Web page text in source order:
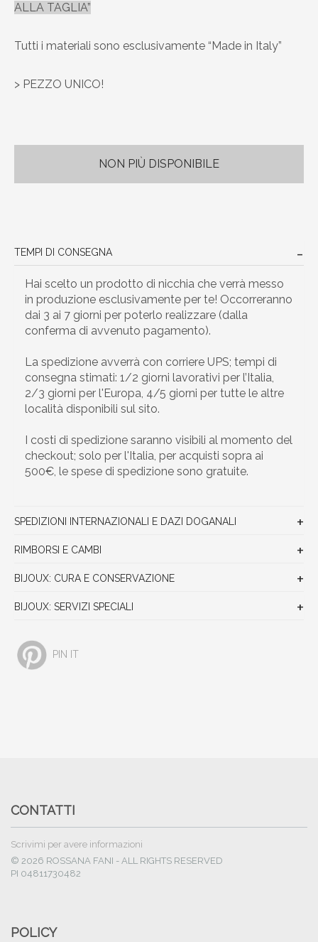
ALLA TAGLIA”
Tutti i materiali sono esclusivamente “Made in Italy”
> PEZZO UNICO!
NON PIÙ DISPONIBILE
TEMPI DI CONSEGNA
Hai scelto un prodotto di nicchia che verrà messo
in produzione esclusivamente per te! Occorreranno
dai 3 ai 7 giorni per poterlo realizzare (dalla
conferma di avvenuto pagamento).
La spedizione avverrà con corriere UPS; tempi di
consegna stimati: 1/2 giorni lavorativi per l’Italia,
2/3 giorni per l'Europa, 4/5 giorni per tutte le altre
località disponibili sul sito.
I costi di spedizione saranno visibili al momento del
checkout; solo per l'Italia, per acquisti sopra ai
500€, le spese di spedizione sono gratuite.
SPEDIZIONI INTERNAZIONALI E DAZI DOGANALI
RIMBORSI E CAMBI
BIJOUX: CURA E CONSERVAZIONE
BIJOUX: SERVIZI SPECIALI
PIN IT
CONTATTI
Scrivimi per avere informazioni
© 2026 ROSSANA FANI - ALL RIGHTS RESERVED
PI 04811730482
POLICY